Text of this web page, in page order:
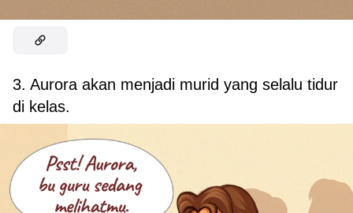
3. Aurora akan menjadi murid yang selalu tidur
di kelas.